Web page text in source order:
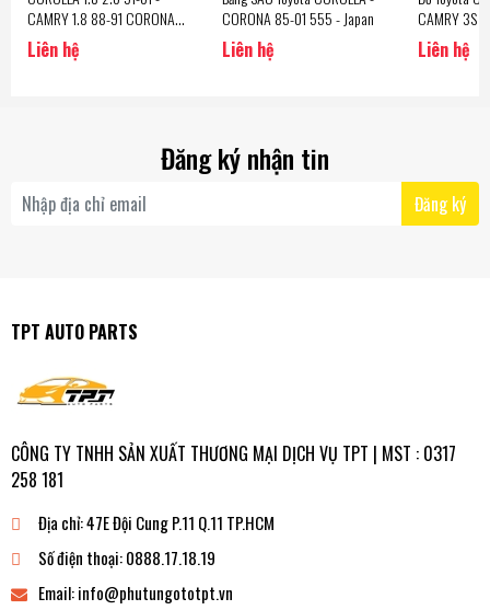
CAMRY 1.8 88-91 CORONA
1.8 85-89 [20R-212-27.7]
AISIN - Japan
Liên hệ
CORONA 85-01 555 - Japan
Liên hệ
CAMRY 3S
NSK - Japan
Liên hệ
Đăng ký nhận tin
Đăng ký
TPT AUTO PARTS
CÔNG TY TNHH SẢN XUẤT THƯƠNG MẠI DỊCH VỤ TPT | MST : 0317
258 181
Địa chỉ:47E Đội Cung P.11 Q.11 TP.HCM
Số điện thoại:0888.17.18.19
Email:info@phutungototpt.vn